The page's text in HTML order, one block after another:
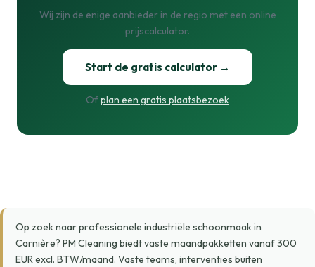
Wij zijn de enige aanbieder in de regio met een online
prijscalculator.
Start de gratis calculator →
Ofplan een gratis plaatsbezoek
Op zoek naar professionele industriële schoonmaak in
Carnière? PM Cleaning biedt vaste maandpakketten vanaf 300
EUR excl. BTW/maand. Vaste teams, interventies buiten